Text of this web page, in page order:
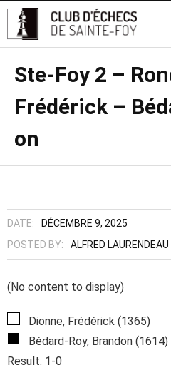
Ste-Foy 2 –
Frédérick –
on
DATE:
DÉCEMBRE 9, 2025
POSTED BY:
ALFRED LAURENDEAU
(No content to display)
Dionne, Frédérick (1365)
Bédard-Roy, Brandon (1614)
Result: 1-0